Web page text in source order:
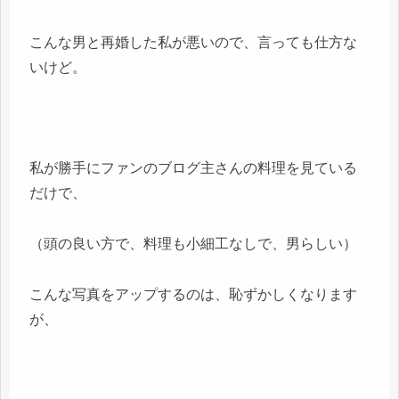
こんな男と再婚した私が悪いので、言っても仕方な
いけど。
私が勝手にファンのブログ主さんの料理を見ている
だけで、
（頭の良い方で、料理も小細工なしで、男らしい）
こんな写真をアップするのは、恥ずかしくなります
が、